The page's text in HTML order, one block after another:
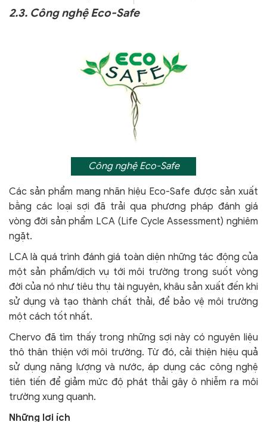
2.3. Công nghệ Eco-Safe
Công nghệ Eco-Safe
Các sản phẩm mang nhãn hiệu Eco-Safe được sản xuất
bằng các loại sợi đã trải qua phương pháp đánh giá
vòng đời sản phẩm LCA (Life Cycle Assessment) nghiêm
ngặt.
LCA là quá trình đánh giá toàn diện những tác động của
một sản phẩm/dịch vụ tới môi trường trong suốt vòng
đời của nó như tiêu thụ tài nguyên, khâu sản xuất đến khi
sử dụng và tạo thành chất thải, để bảo vệ môi trường
một cách tốt nhất.
Chervo đã tìm thấy trong những sợi này có nguyên liệu
thô thân thiện với môi trường. Từ đó, cải thiện hiệu quả
sử dụng năng lượng và nước, áp dụng các công nghệ
tiên tiến để giảm mức độ phát thải gây ô nhiễm ra môi
trường xung quanh.
Những lợi ích